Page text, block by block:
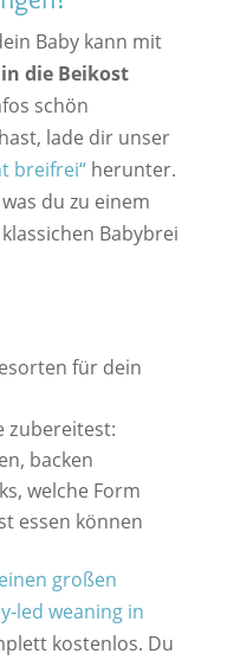
Baby kann mit
die Beikost
schön
lade dir unser
breifrei“herunter.
du zu einem
Babybrei
für dein
zubereitest:
backen
welche Form
essen können
einen großen
led weaning in
kostenlos. Du